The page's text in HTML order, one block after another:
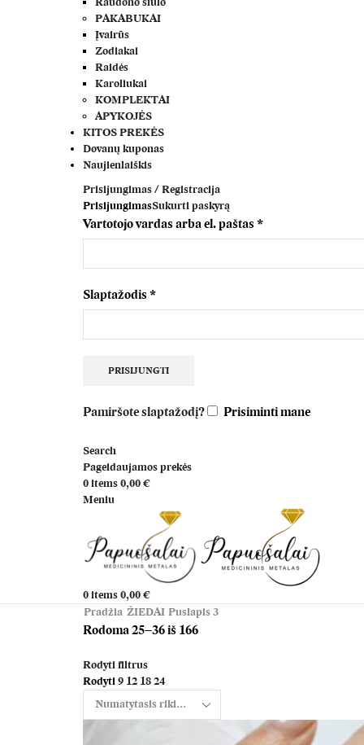
PAKABUKAI
Įvairūs
Zodiakai
Raidės
Karoliukai
KOMPLEKTAI
APYKOJĖS
KITOS PREKĖS
Dovanų kuponas
Naujienlaiškis
Prisijungimas / Registracija
PrisijungimasSukurti paskyrą
Vartotojo vardas arba el. paštas*Privalomas
Slaptažodis*Privalomas
PRISIJUNGTI
Pamiršote slaptažodį? Prisiminti mane
Search
Pageidaujamos prekės
0items0,00€
Meniu
0items0,00€
Pradžia ŽIEDAI Puslapis 3
Rodoma 25–36 iš 166
Rodyti filtrus
Rodyti9 12 1824